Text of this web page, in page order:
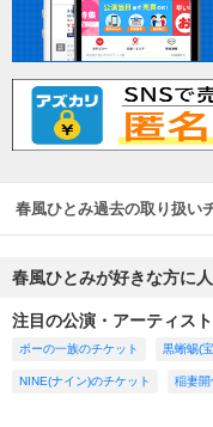
春風ひとみ過去の取り扱い
春風ひとみが好きな方に
注目の公演・アーティス
ポーの一族のチケット 黒蜥蜴(
NINE(ナイン)のチケット 稲妻開